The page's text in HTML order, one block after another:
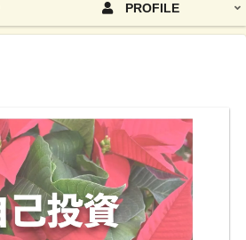
PROFILE